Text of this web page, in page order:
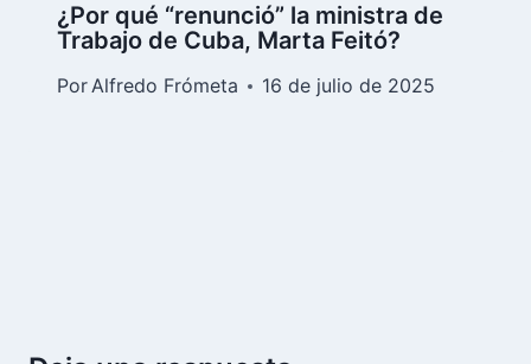
¿Por qué “renunció” la ministra de
Trabajo de Cuba, Marta Feitó?
PorAlfredo Frómeta 16 de julio de 2025